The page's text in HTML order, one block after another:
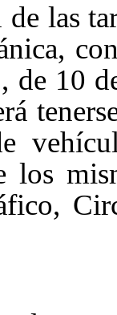
las
10
los